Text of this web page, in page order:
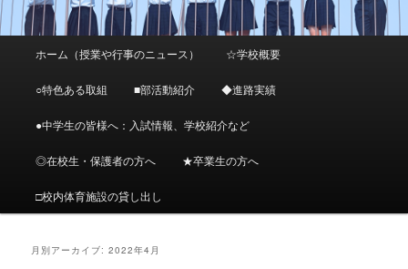
メ
イ
ン
コ
ン
テ
サ
ブ
コ
ン
テ
ン
ホーム（授業や行事のニュース） ☆学校概要
○特色ある取組 ■部活動紹介 ◆進路実績
●中学生の皆様へ：入試情報、学校紹介など
◎在校生・保護者の方へ ★卒業生の方へ
□校内体育施設の貸し出し
月別アーカイブ:2022年4月